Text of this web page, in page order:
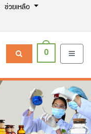
ช่วยเหลือ
0